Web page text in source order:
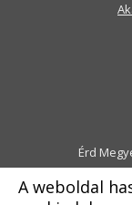
A weboldal
Érd